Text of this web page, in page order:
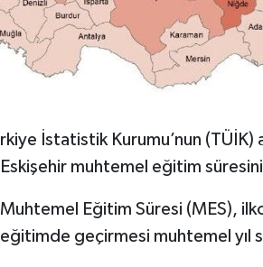
rkiye İstatistik Kurumu’nun (TÜİK)
Eskişehir muhtemel eğitim
Muhtemel Eğitim Süresi (MES),
eğitimde geçirmesi muhtemel yıl